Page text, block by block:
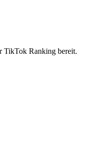
TikTok Ranking bereit.